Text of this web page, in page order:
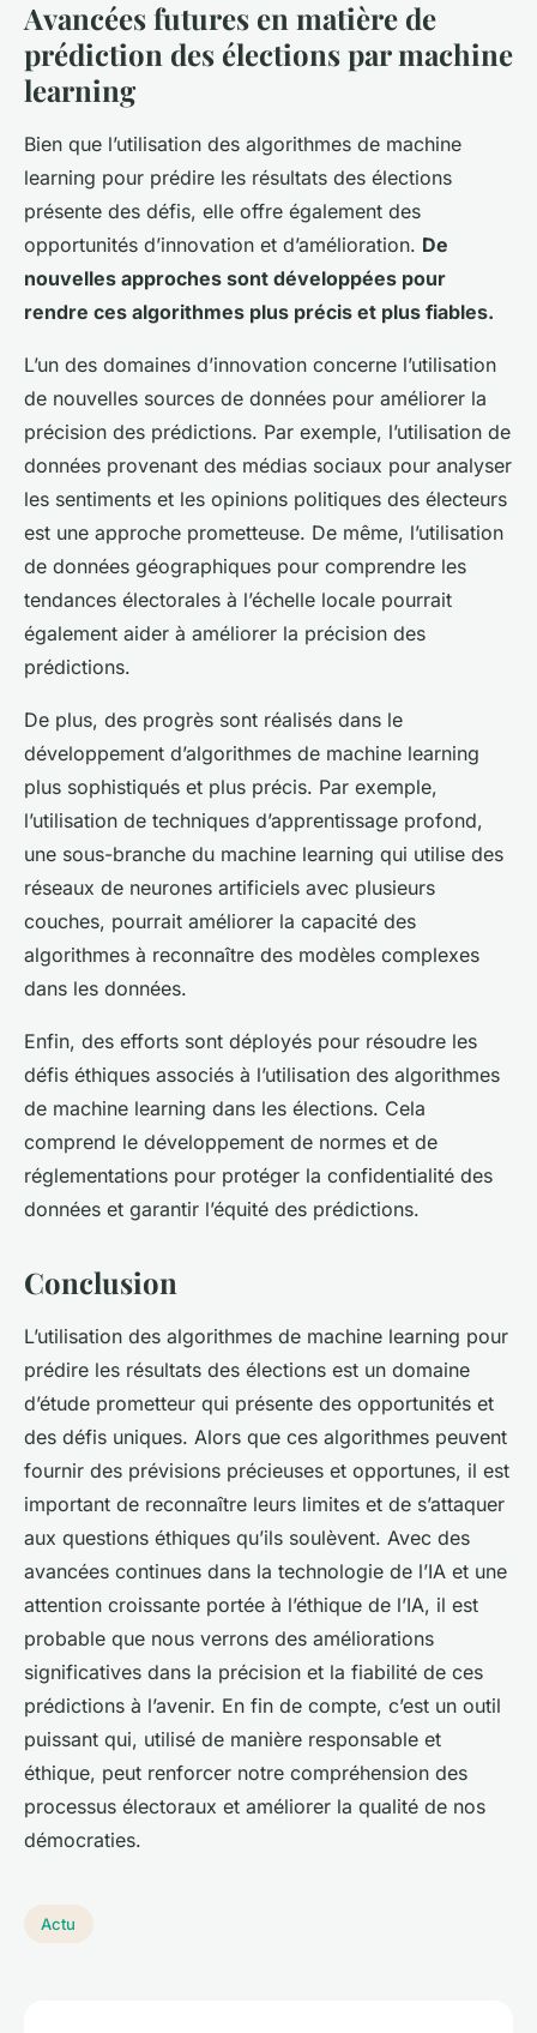
Avancées futures en matière de
prédiction des élections par machine
learning
Bien que l’utilisation des algorithmes de machine
learning pour prédire les résultats des élections
présente des défis, elle offre également des
opportunités d’innovation et d’amélioration. De
nouvelles approches sont développées pour
rendre ces algorithmes plus précis et plus fiables.
L’un des domaines d’innovation concerne l’utilisation
de nouvelles sources de données pour améliorer la
précision des prédictions. Par exemple, l’utilisation de
données provenant des médias sociaux pour analyser
les sentiments et les opinions politiques des électeurs
est une approche prometteuse. De même, l’utilisation
de données géographiques pour comprendre les
tendances électorales à l’échelle locale pourrait
également aider à améliorer la précision des
prédictions.
De plus, des progrès sont réalisés dans le
développement d’algorithmes de machine learning
plus sophistiqués et plus précis. Par exemple,
l’utilisation de techniques d’apprentissage profond,
une sous-branche du machine learning qui utilise des
réseaux de neurones artificiels avec plusieurs
couches, pourrait améliorer la capacité des
algorithmes à reconnaître des modèles complexes
dans les données.
Enfin, des efforts sont déployés pour résoudre les
défis éthiques associés à l’utilisation des algorithmes
de machine learning dans les élections. Cela
comprend le développement de normes et de
réglementations pour protéger la confidentialité des
données et garantir l’équité des prédictions.
Conclusion
L’utilisation des algorithmes de machine learning pour
prédire les résultats des élections est un domaine
d’étude prometteur qui présente des opportunités et
des défis uniques. Alors que ces algorithmes peuvent
fournir des prévisions précieuses et opportunes, il est
important de reconnaître leurs limites et de s’attaquer
aux questions éthiques qu’ils soulèvent. Avec des
avancées continues dans la technologie de l’IA et une
attention croissante portée à l’éthique de l’IA, il est
probable que nous verrons des améliorations
significatives dans la précision et la fiabilité de ces
prédictions à l’avenir. En fin de compte, c’est un outil
puissant qui, utilisé de manière responsable et
éthique, peut renforcer notre compréhension des
processus électoraux et améliorer la qualité de nos
démocraties.
Actu